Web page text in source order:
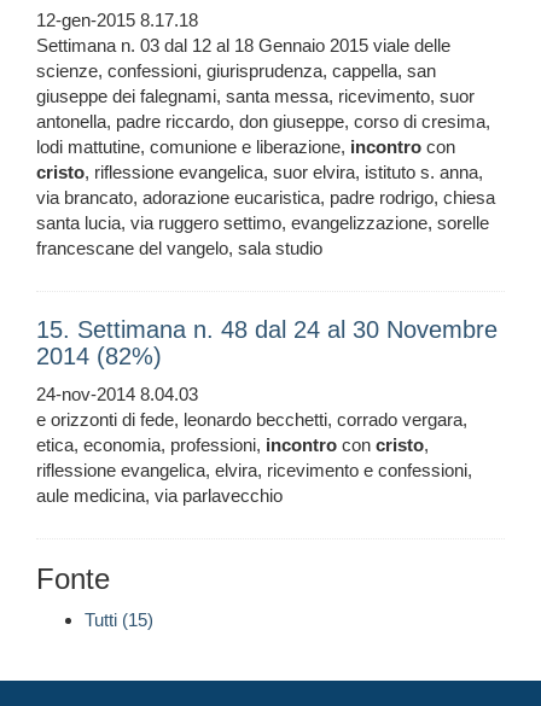
12-gen-2015 8.17.18
Settimana n. 03 dal 12 al 18 Gennaio 2015 viale delle
scienze, confessioni, giurisprudenza, cappella, san
giuseppe dei falegnami, santa messa, ricevimento, suor
antonella, padre riccardo, don giuseppe, corso di cresima,
lodi mattutine, comunione e liberazione, incontro con
cristo, riflessione evangelica, suor elvira, istituto s. anna,
via brancato, adorazione eucaristica, padre rodrigo, chiesa
santa lucia, via ruggero settimo, evangelizzazione, sorelle
francescane del vangelo, sala studio
15. Settimana n. 48 dal 24 al 30 Novembre
2014 (82%)
24-nov-2014 8.04.03
e orizzonti di fede, leonardo becchetti, corrado vergara,
etica, economia, professioni, incontro con cristo,
riflessione evangelica, elvira, ricevimento e confessioni,
aule medicina, via parlavecchio
Fonte
Tutti (15)